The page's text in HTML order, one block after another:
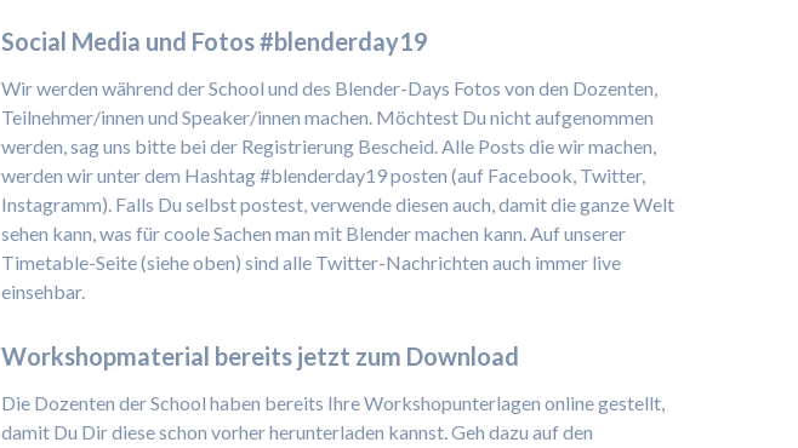
Social Media und Fotos #blenderday19
Wir werden während der School und des Blender-Days Fotos von den Dozenten,
Teilnehmer/innen und Speaker/innen machen. Möchtest Du nicht aufgenommen
werden, sag uns bitte bei der Registrierung Bescheid. Alle Posts die wir machen,
werden wir unter dem Hashtag #blenderday19 posten (auf Facebook, Twitter,
Instagramm). Falls Du selbst postest, verwende diesen auch, damit die ganze Welt
sehen kann, was für coole Sachen man mit Blender machen kann. Auf unserer
Timetable-Seite (siehe oben) sind alle Twitter-Nachrichten auch immer live
einsehbar.
Workshopmaterial bereits jetzt zum Download
Die Dozenten der School haben bereits Ihre Workshopunterlagen online gestellt,
damit Du Dir diese schon vorher herunterladen kannst. Geh dazu auf den